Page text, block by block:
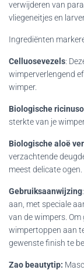
verwijderen van
vliegeneitjes en
Ingrediënten
Celluosevezels:
wimperverlengend
wimper.
Biologische
sterkte van je
Biologische aloë
verzachtende
meest delicate ogen.
Gebruiksaanwijzing
aan, met speciale
van de wimpers.
wimpertoppen aan
gewenste finish te
Zao beautytip: